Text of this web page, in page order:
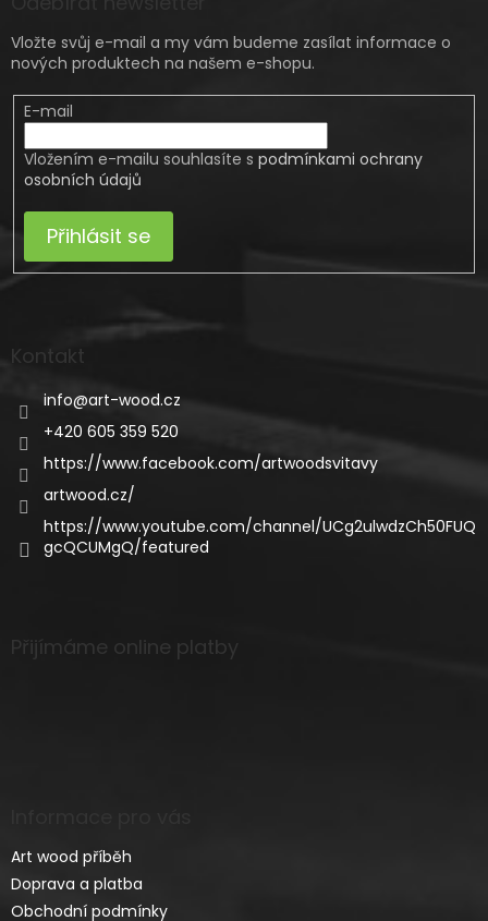
Vložte svůj e-mail a my vám budeme zasílat informace o
nových produktech na našem e-shopu.
E-mail
Vložením e-mailu souhlasíte s podmínkami ochrany
osobních údajů
Přihlásit se
Kontakt
info@art-wood.cz
+420 605 359 520
https://www.facebook.com/artwoodsvitavy
artwood.cz/
https://www.youtube.com/channel/UCg2ulwdzCh50FUQ
gcQCUMgQ/featured
Přijímáme online platby
Art wood příběh
Doprava a platba
Obchodní podmínky